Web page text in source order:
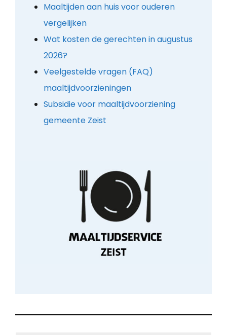
Maaltijden aan huis voor ouderen
vergelijken
Wat kosten de gerechten in augustus
2026?
Veelgestelde vragen (FAQ)
maaltijdvoorzieningen
Subsidie voor maaltijdvoorziening
gemeente Zeist